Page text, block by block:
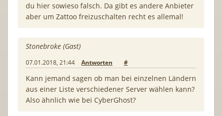
du hier sowieso falsch. Da gibt es andere Anbieter
aber um Zattoo freizuschalten recht es allemal!
Stonebroke (Gast)
07.01.2018, 21:44 Antworten #
Kann jemand sagen ob man bei einzelnen Ländern
aus einer Liste verschiedener Server wählen kann?
Also ähnlich wie bei CyberGhost?